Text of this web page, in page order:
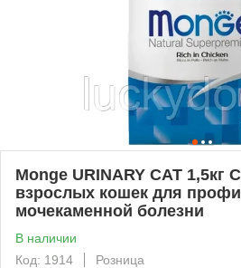
Monge URINARY CAT 1,5кг
взрослых кошек для
мочекаменной болезни
В наличии
Код: 1914
Розница